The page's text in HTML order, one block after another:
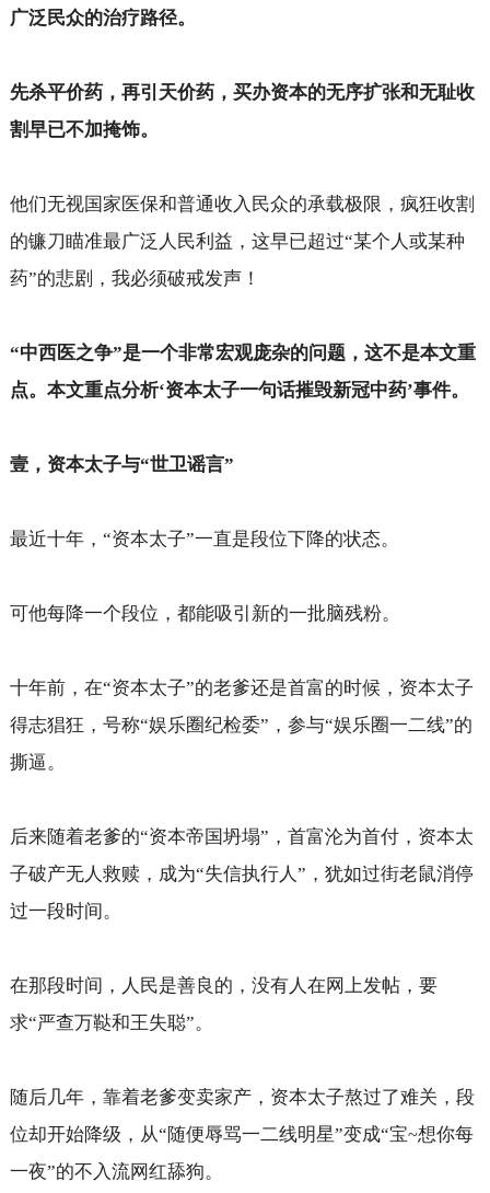
广泛民众的治疗路径。
先杀平价药，再引天价药，买办资本的无序扩张和无耻收
割早已不加掩饰。
他们无视国家医保和普通收入民众的承载极限，疯狂收割
的镰刀瞄准最广泛人民利益，这早已超过“某个人或某种
药”的悲剧，我必须破戒发声！
“中西医之争”是一个非常宏观庞杂的问题，这不是本文重
点。本文重点分析‘资本太子一句话摧毁新冠中药’事件。
壹，资本太子与“世卫谣言”
最近十年，“资本太子”一直是段位下降的状态。
可他每降一个段位，都能吸引新的一批脑残粉。
十年前，在“资本太子”的老爹还是首富的时候，资本太子
得志猖狂，号称“娱乐圈纪检委”，参与“娱乐圈一二线”的
撕逼。
后来随着老爹的“资本帝国坍塌”，首富沦为首付，资本太
子破产无人救赎，成为“失信执行人”，犹如过街老鼠消停
过一段时间。
在那段时间，人民是善良的，没有人在网上发帖，要
求“严查万鞑和王失聪”。
随后几年，靠着老爹变卖家产，资本太子熬过了难关，段
位却开始降级，从“随便辱骂一二线明星”变成“宝~想你每
一夜”的不入流网红舔狗。